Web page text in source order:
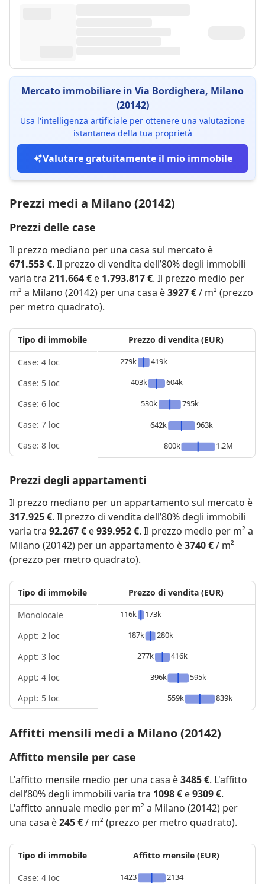
Mercato immobiliare in Via Bordighera, Milano
(20142)
Usa l'intelligenza artificiale per ottenere una valutazione
istantanea della tua proprietà
Valutare gratuitamente il mio immobile
Prezzi medi a Milano (20142)
Prezzi delle case
Il prezzo mediano per una casa sul mercato è
671.553 €. Il prezzo di vendita dell’80% degli immobili
varia tra 211.664 € e 1.793.817 €. Il prezzo medio per
m² a Milano (20142) per una casa è3927 €/ m² (prezzo
per metro quadrato).
Tipo di immobile
Case: 4 loc
Case: 5 loc
Case: 6 loc
Case: 7 loc
Case: 8 loc
Prezzo di vendita (EUR)
279k
419k
403k
604k
530k
795k
642k
963k
800k
1.2M
Prezzi degli appartamenti
Il prezzo mediano per un appartamento sul mercato è
317.925 €. Il prezzo di vendita dell’80% degli immobili
varia tra 92.267 € e939.952 €. Il prezzo medio per m² a
Milano (20142) per un appartamento è3740 €/ m²
(prezzo per metro quadrato).
Tipo di immobile
Monolocale
Appt: 2 loc
Appt: 3 loc
Appt: 4 loc
Appt: 5 loc
Prezzo di vendita (EUR)
116k
173k
187k
280k
277k
416k
396k
595k
559k
839k
Affitti mensili medi a Milano (20142)
Affitto mensile per case
L'affitto mensile medio per una casa è3485 €. L'affitto
dell’80% degli immobili varia tra 1098 € e9309 €.
L'affitto annuale medio per m² a Milano (20142) per
una casa è245 €/ m² (prezzo per metro quadrato).
Tipo di immobile
Case: 4 loc
Affitto mensile (EUR)
1423
2134